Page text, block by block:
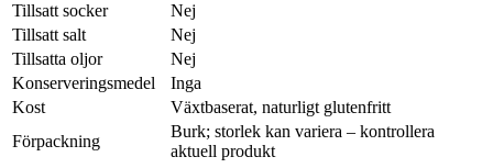
Tillsatt socker
Nej
Tillsatt salt
Nej
Tillsatta oljor
Nej
Konserveringsmedel
Inga
Kost
Växtbaserat, naturligt glutenfritt
Förpackning
Burk; storlek kan variera – kontrollera
aktuell produkt